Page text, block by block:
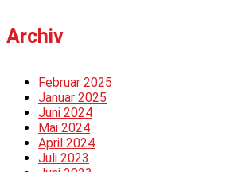
Archiv
Februar 2025
Januar 2025
Juni 2024
Mai 2024
April 2024
Juli 2023